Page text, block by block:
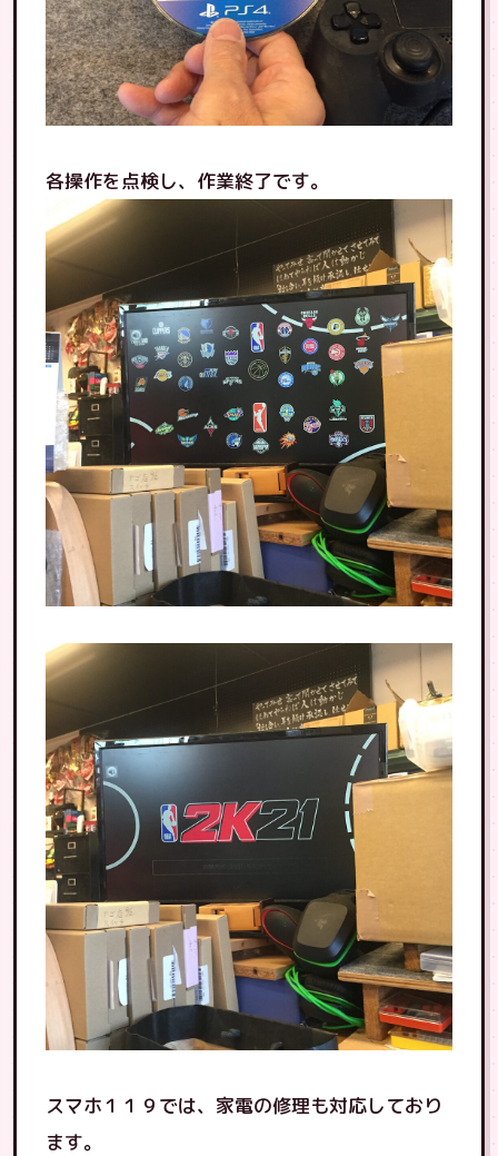
各操作を点検し、作業終了です。
スマホ１１９では、家電の修理も対応しており
ます。